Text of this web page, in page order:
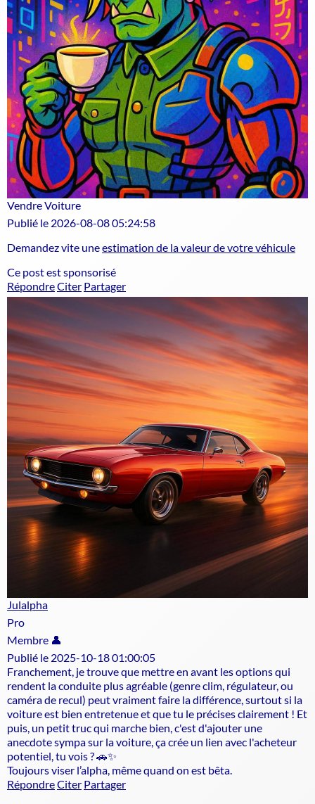
Vendre Voiture
Publié le 2026-08-08 05:24:58
Demandez vite uneestimation de la valeur de votre véhicule
Ce post est sponsorisé
RépondreCiter Partager
Julalpha
Pro
Membre 👤
Publié le 2025-10-18 01:00:05
Franchement, je trouve que mettre en avant les options qui
rendent la conduite plus agréable (genre clim, régulateur, ou
caméra de recul) peut vraiment faire la différence, surtout si la
voiture est bien entretenue et que tu le précises clairement ! Et
puis, un petit truc qui marche bien, c'est d'ajouter une
anecdote sympa sur la voiture, ça crée un lien avec l'acheteur
potentiel, tu vois ? 🚗✨
Toujours viser l’alpha, même quand on est bêta.
RépondreCiter Partager